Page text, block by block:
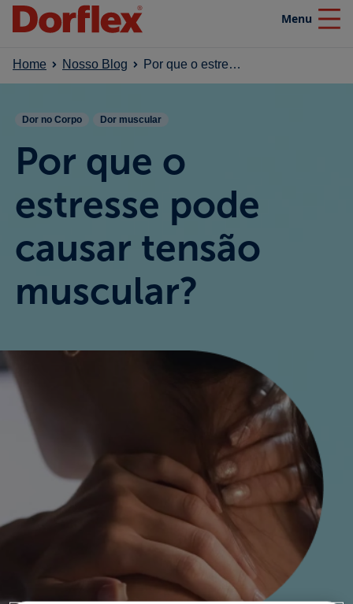
Menu
Close
Home
Nosso blog
Efeito SuperaDor
Campanhas
Nossos Valores
FAQ
Onde Comprar
Home Nosso Blog Por que o estresse pode causar tensão muscular?
Dor no Corpo Dor muscular
Por que o
estresse pode
causar tensão
muscular?